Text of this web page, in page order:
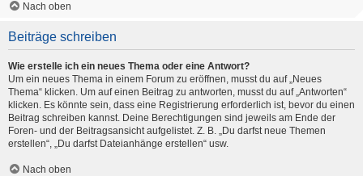
Nach oben
Beiträge schreiben
Wie erstelle ich ein neues Thema oder eine Antwort?
Um ein neues Thema in einem Forum zu eröffnen, musst du auf „Neues
Thema“ klicken. Um auf einen Beitrag zu antworten, musst du auf „Antworten“
klicken. Es könnte sein, dass eine Registrierung erforderlich ist, bevor du einen
Beitrag schreiben kannst. Deine Berechtigungen sind jeweils am Ende der
Foren- und der Beitragsansicht aufgelistet. Z. B. „Du darfst neue Themen
erstellen“, „Du darfst Dateianhänge erstellen“ usw.
Nach oben